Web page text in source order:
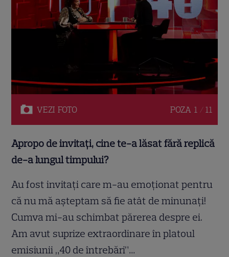
VEZI FOTO POZA 1 / 11
Apropo de invitați, cine te-a lăsat fără replică
de-a lungul timpului?
Au fost invitaţi care m-au emoţionat pentru
că nu mă aşteptam să fie atât de minunaţi!
Cumva mi-au schimbat părerea despre ei.
Am avut suprize extraordinare în platoul
emisiunii „40 de întrebări”…